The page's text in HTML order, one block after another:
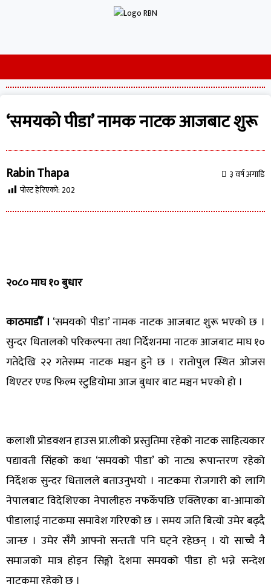
‘समयको पीडा’ नामक नाटक आजबाट शुरू
Rabin Thapa ३ वर्ष अगाडि
पोस्ट हेरिएको: 202
२०८० माघ १० बुधार
काठमाडौँ । ‘समयको पीडा’ नामक नाटक आजबाट शुरू भएको छ ।
सुन्दर धितालको परिकल्पना तथा निर्देशनमा नाटक आजबाट माघ १०
गतेदेखि २२ गतेसम्म नाटक मञ्चन हुने छ । रातोपुल स्थित ओजस
थिएटर एण्ड फिल्म स्टुडियोमा आज बुधार बाट मञ्चन भएको हो ।
कलाशी प्रोडक्शन हाउस प्रा.लीको प्रस्तुतिमा रहेको नाटक साहित्यकार
पद्यावती सिंहको कथा ‘समयको पीडा’ को नाट्य रूपान्तरण रहेको
निर्देशक सुन्दर धितालले बताउनुभयो । नाटकमा रोजगारी को लागि
नेपालबाट विदेशिएका नेपालीहरु नफर्केपछि एक्लिएका बा-आमाको
पीडालाई नाटकमा समावेश गरिएको छ । समय जति बित्यो उमेर बढ्दै
जान्छ । उमेर सँगै आफ्नो सन्तती पनि घट्ने रहेछन् । यो साच्चै नै
समाजको मात्र होइन सिङ्गो देशमा समयको पीडा हो भन्ने सन्देश